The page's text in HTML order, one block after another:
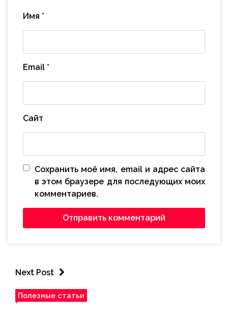
Имя *
Email *
Сайт
Сохранить моё имя, email и адрес сайта
в этом браузере для последующих моих
комментариев.
Next Post
Полезные статьи